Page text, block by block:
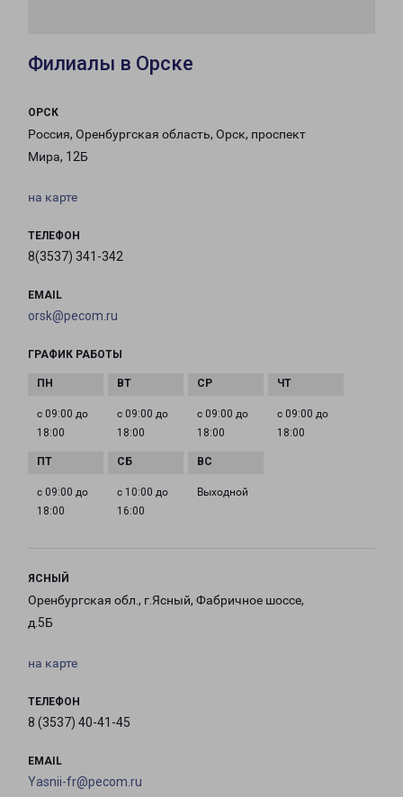
Филиалы в Орске
ОРСК
Россия, Оренбургская область, Орск, проспект
Мира, 12Б
на карте
ТЕЛЕФОН
8(3537) 341-342
EMAIL
orsk@pecom.ru
ГРАФИК РАБОТЫ
с 09:00 до
18:00
с 09:00 до
18:00
с 09:00 до
18:00
с 09:00 до
18:00
с 09:00 до
18:00
с 10:00 до
16:00
Выходной
ЯСНЫЙ
Оренбургская обл., г.Ясный, Фабричное шоссе,
д.5Б
на карте
ТЕЛЕФОН
8 (3537) 40-41-45
EMAIL
Yasnii-fr@pecom.ru